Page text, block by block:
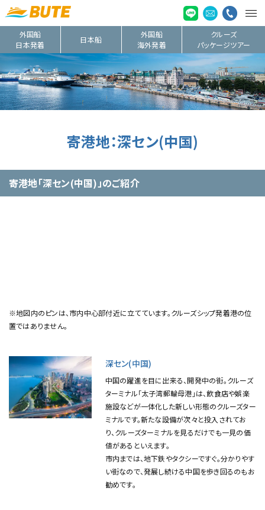
外国船
日本発着
日本船
外国船
海外発着
クルーズ
パッケージツアー
寄港地：深セン(中国)
寄港地「深セン(中国)」のご紹介
※地図内のピンは、市内中心部付近に立てています。クルーズシップ発着港の位
置ではありません。
深セン(中国)
中国の躍進を目に出来る、開発中の街。クルーズ
ターミナル「太子湾郵輪母港」は、飲食店や娯楽
施設などが一体化した新しい形態のクルーズター
ミナルです。新たな設備が次々と投入されてお
り、クルーズターミナルを見るだけでも一見の価
値があるといえます。
市内までは、地下鉄やタクシーですぐ。分かりやす
い街なので、発展し続ける中国を歩き回るのもお
勧めです。